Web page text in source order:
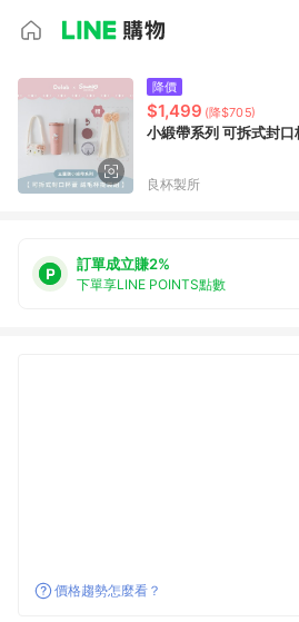
降價
$1,499 (降$705)
小緞帶系列 可拆式封
良杯製所
訂單成立賺2%
下單享LINE POINTS點數
價格趨勢怎麼看？